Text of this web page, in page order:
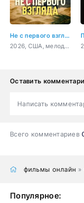
Не с первого взгляда
2026, США, мелодрама, комедия
Оставить
Написать
Всего комментариев
фильмы онлайн »
Популярное: